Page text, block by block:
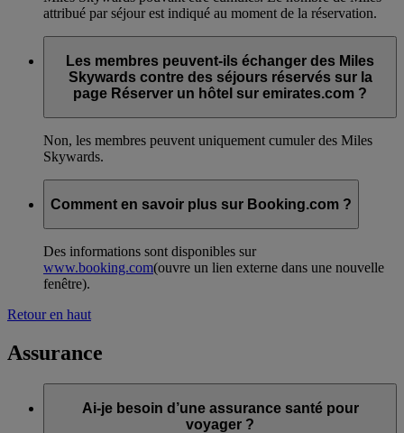
attribué par séjour est indiqué au moment de la réservation.
Les membres peuvent-ils échanger des Miles
Skywards contre des séjours réservés sur la
page Réserver un hôtel sur emirates.com ?
Non, les membres peuvent uniquement cumuler des Miles
Skywards.
Comment en savoir plus sur Booking.com ?
Des informations sont disponibles sur
www.booking.com(ouvre un lien externe dans une nouvelle
fenêtre).
Retour en haut
Assurance
Ai-je besoin d’une assurance santé pour
voyager ?